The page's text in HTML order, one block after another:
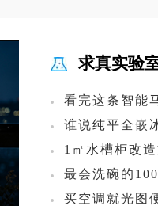
求真实验
看完这条智能
谁说纯平全嵌
1㎡水槽柜改造
最会洗碗的
买空调就光图